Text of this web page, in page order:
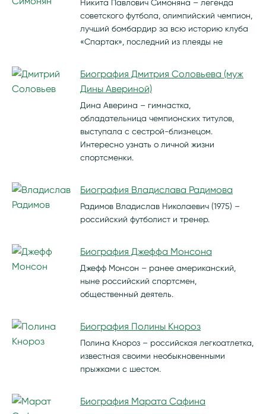
Никита Павлович Симоняна – легенда
советского футбола, олимпийский чемпион,
лучший бомбардир за всю историю клуба
«Спартак», последний из плеяды не
Биография Дмитрия Соловьева (муж
Дины Авериной)
Дина Аверина – гимнастка,
обладательница чемпионских титулов,
выступала с сестрой-близнецом.
Интересно узнать о личной жизни
спортсменки.
Биография Владислава Радимова
Радимов Владислав Николаевич (1975) –
российский футболист и тренер.
Биография Джеффа Монсона
Джефф Монсон – ранее американский,
ныне российский спортсмен,
общественный деятель.
Биография Полины Кнороз
Полина Кнороз – российская легкоатлетка,
известная своими необыкновенными
прыжками с шестом.
Биография Марата Сафина